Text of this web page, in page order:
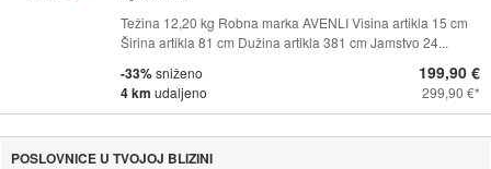
Težina 12,20 kg Robna marka AVENLI Visina artikla 15 cm
Širina artikla 81 cm Dužina artikla 381 cm Jamstvo 24...
-33%sniženo
4 km udaljeno
199,90 €
299,90 €
POSLOVNICE U TVOJOJ BLIZINI